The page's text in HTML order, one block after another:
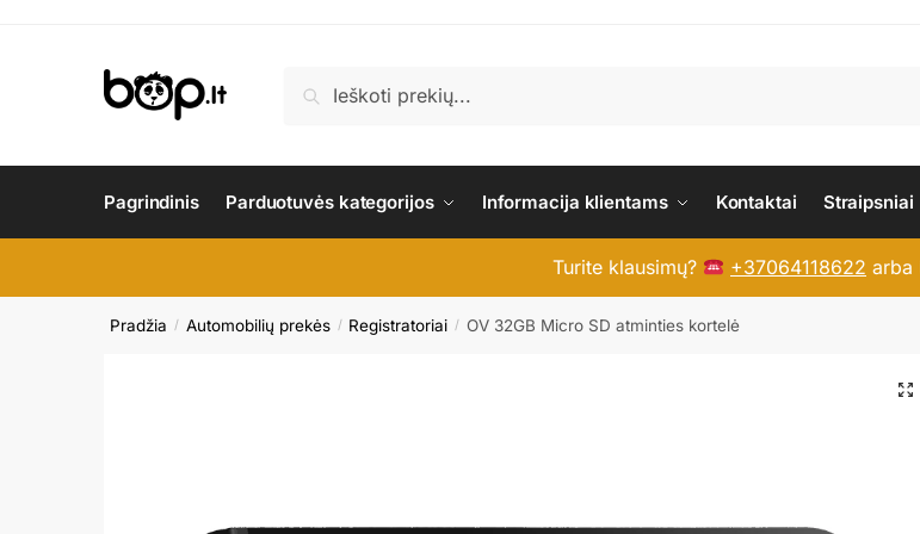
Ieškoti
Pagrindinis Parduotuvės kategorijos Informacija klientams Kontaktai Straipsniai
Turite klausimų? +37064118622 arba
Pradžia / Automobilių prekės / Registratoriai / OV 32GB Micro SD atminties kortelė